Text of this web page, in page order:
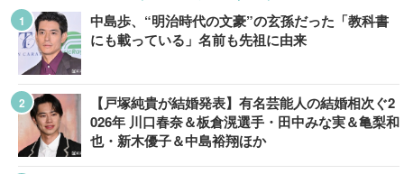
中島歩、“明治時代の文豪”の玄孫だった「教科書
にも載っている」名前も先祖に由来
【戸塚純貴が結婚発表】有名芸能人の結婚相次ぐ2
026年 川口春奈＆板倉滉選手・田中みな実＆亀梨和
也・新木優子＆中島裕翔ほか